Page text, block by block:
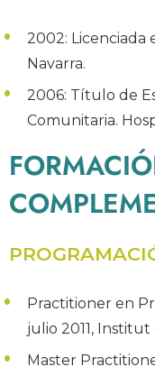
2002: Licenciada
Navarra.
2006: Título de
Comunitaria.
Practitioner en
julio 2011,
Master